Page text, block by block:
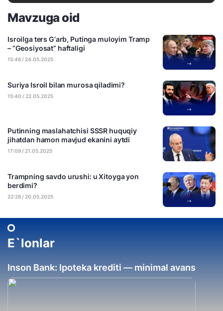
Mavzuga oid
Isroilga ters G‘arb, Putinga muloyim Tramp
– “Geosiyosat” haftaligi
15:46 / 24.05.2025
Suriya Isroil bilan murosa qiladimi?
15:40 / 22.05.2025
Putinning maslahatchisi SSSR huquqiy
jihatdan hamon mavjud ekanini aytdi
17:09 / 21.05.2025
Trampning savdo urushi: u Xitoyga yon
berdimi?
22:28 / 20.05.2025
E`lonlar
Inson Bank: Ipoteka krediti — minimal avans